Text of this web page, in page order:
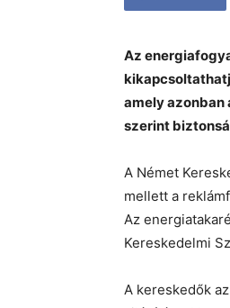
Az
amely
szerint
A Német
mellett a
Az
Kereskedelmi
A kereskedők